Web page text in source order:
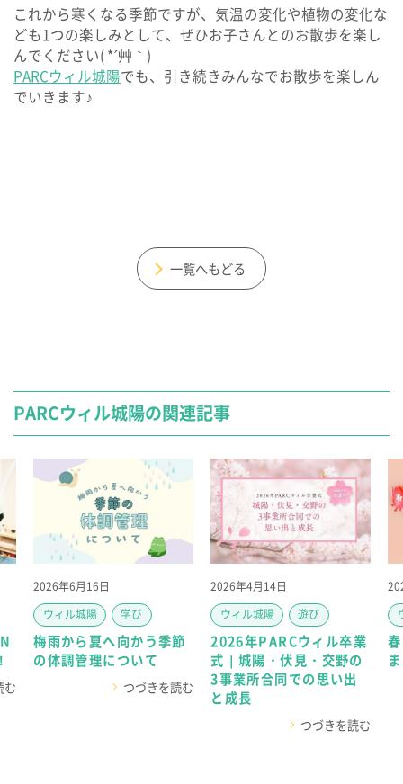
これから寒くなる季節ですが、気温の変化や植物の変化な
ども1つの楽しみとして、ぜひお子さんとのお散歩を楽し
んでください( *´艸｀)
PARCウィル城陽でも、引き続きみんなでお散歩を楽しん
でいきます♪
一覧へもどる
PARCウィル城陽の関連記事
む
2026年6月16日
ウィル城陽
学び
梅雨から夏へ向かう季節
の体調管理について
つづきを読む
2026年4月14日
ウィル城陽
遊び
2026年PARCウィル卒業
式｜城陽・伏見・交野の
3事業所合同での思い出
と成長
つづきを読む